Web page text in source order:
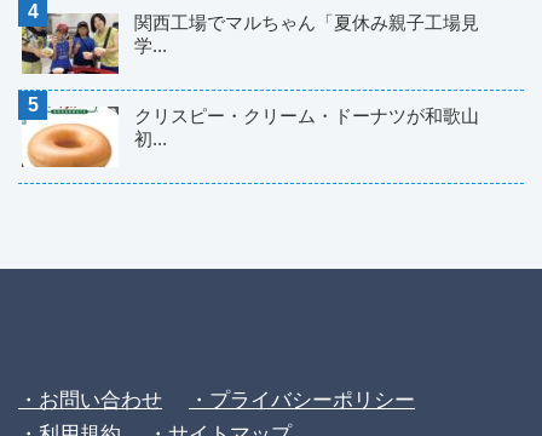
関西工場でマルちゃん「夏休み親子工場見
学...
クリスピー・クリーム・ドーナツが和歌山
初...
・お問い合わせ
・プライバシーポリシー